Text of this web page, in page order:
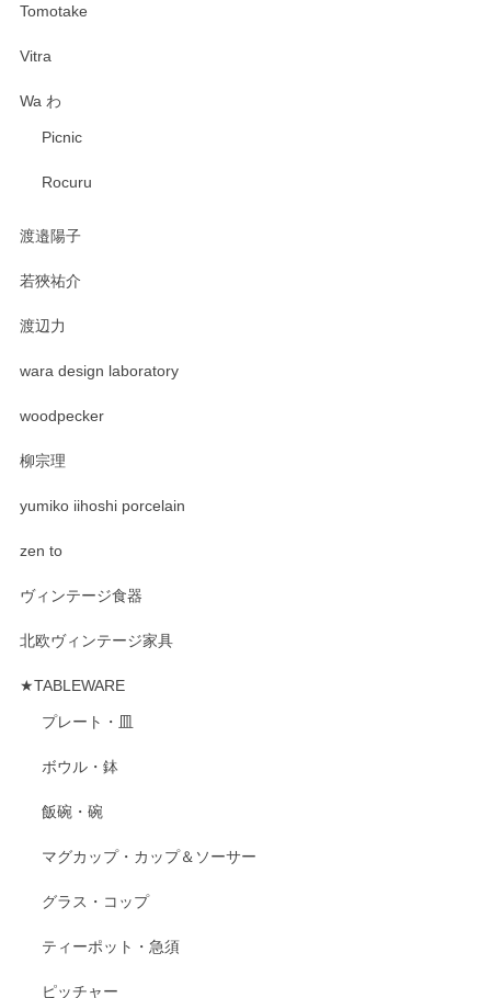
Tomotake
Vitra
Wa わ
Picnic
Rocuru
渡邉陽子
若狹祐介
渡辺力
wara design laboratory
woodpecker
柳宗理
yumiko iihoshi porcelain
zen to
ヴィンテージ食器
北欧ヴィンテージ家具
★TABLEWARE
プレート・皿
ボウル・鉢
飯碗・碗
マグカップ・カップ＆ソーサー
グラス・コップ
ティーポット・急須
ピッチャー